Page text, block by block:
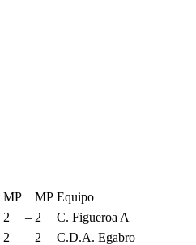
MP MP Equipo
2 – 2
C. Figueroa A
2 – 2
C.D.A. Egabro